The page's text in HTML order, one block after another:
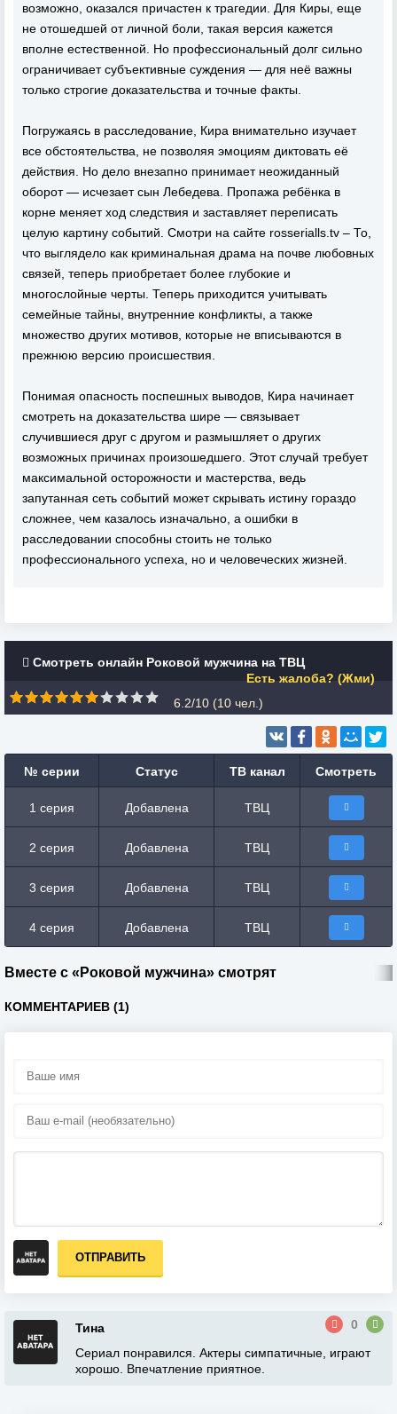
возможно, оказался причастен к трагедии. Для Киры, еще
не отошедшей от личной боли, такая версия кажется
вполне естественной. Но профессиональный долг сильно
ограничивает субъективные суждения — для неё важны
только строгие доказательства и точные факты.
Погружаясь в расследование, Кира внимательно изучает
все обстоятельства, не позволяя эмоциям диктовать её
действия. Но дело внезапно принимает неожиданный
оборот — исчезает сын Лебедева. Пропажа ребёнка в
корне меняет ход следствия и заставляет переписать
целую картину событий. Смотри на сайте rosserialls.tv – То,
что выглядело как криминальная драма на почве любовных
связей, теперь приобретает более глубокие и
многослойные черты. Теперь приходится учитывать
семейные тайны, внутренние конфликты, а также
множество других мотивов, которые не вписываются в
прежнюю версию происшествия.
Понимая опасность поспешных выводов, Кира начинает
смотреть на доказательства шире — связывает
случившиеся друг с другом и размышляет о других
возможных причинах произошедшего. Этот случай требует
максимальной осторожности и мастерства, ведь
запутанная сеть событий может скрывать истину гораздо
сложнее, чем казалось изначально, а ошибки в
расследовании способны стоить не только
профессионального успеха, но и человеческих жизней.
Смотреть онлайн Роковой мужчина на ТВЦ
Есть жалоба? (Жми)
6.2/10 (10 чел.)
№ серии Статус ТВ канал Смотреть
1 серия Добавлена ТВЦ
2 серия Добавлена ТВЦ
3 серия Добавлена ТВЦ
4 серия Добавлена ТВЦ
Вместе с «Роковой мужчина» смотрят
КОММЕНТАРИЕВ (1)
ОТПРАВИТЬ
Тина
0
Сериал понравился. Актеры симпатичные, играют
хорошо. Впечатление приятное.